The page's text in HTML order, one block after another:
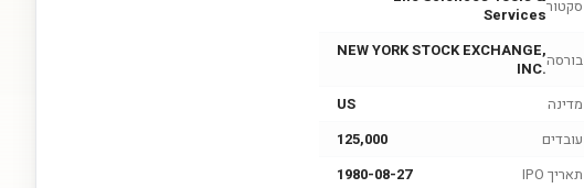
סקטורServices
בורסהNEW YORK STOCK EXCHANGE,
INC.
מדינה
US
עובדים
125,000
תאריך IPO
1980-08-27